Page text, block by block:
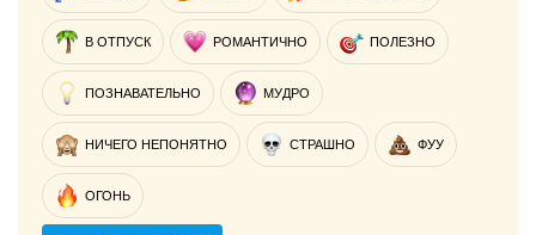
В ОТПУСК РОМАНТИЧНО ПОЛЕЗНО
ПОЗНАВАТЕЛЬНО МУДРО
НИЧЕГО НЕПОНЯТНО СТРАШНО ФУУ
ОГОНЬ